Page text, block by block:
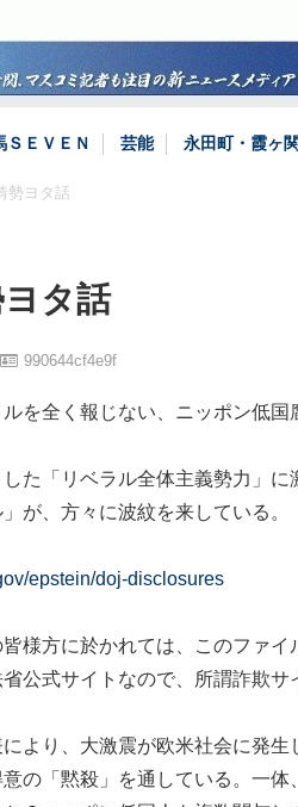
ＳＥＶＥＮ 芸能 永田町・霞ヶ関
勢ヨタ話
タ話
990644cf4e9f
を全く報じない、ニッポン低国
た「リベラル全体主義勢力」
が、方々に波紋を来している。
epstein/doj-disclosures
様方に於かれては、このファ
公式サイトなので、所謂詐欺サ
より、大激震が欧米社会に発
の「黙殺」を通している。一